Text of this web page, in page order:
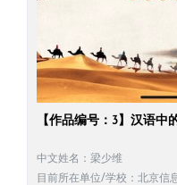
【作品编号：3】汉语中
中文姓名：梁少维
目前所在单位/学校：北京信